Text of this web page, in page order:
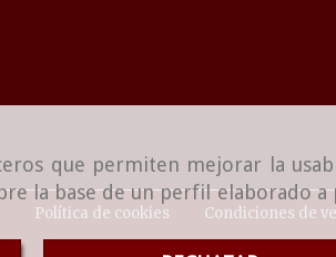
que permiten mejorar la
la base de un perfil elaborado
Política de cookies Condiciones de